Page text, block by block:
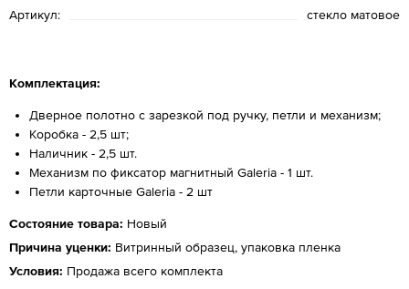
Артикул:
стекло матовое
Комплектация:
Дверное полотно с зарезкой под ручку, петли и механизм;
Коробка - 2,5 шт;
Наличник - 2,5 шт.
Механизм по фиксатор магнитный Galeria - 1 шт.
Петли карточные Galeria - 2 шт
Состояние товара: Новый
Причина уценки: Витринный образец, упаковка пленка
Условия: Продажа всего комплекта